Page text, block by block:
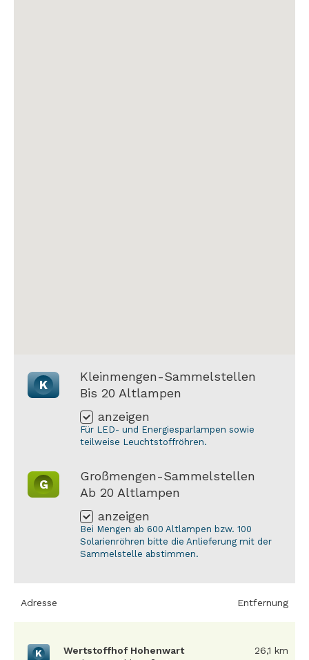
K
Kleinmengen-Sammelstellen
Bis 20 Altlampen
anzeigen
Für LED- und Energiesparlampen sowie
teilweise Leuchtstoffröhren.
G
Großmengen-Sammelstellen
Ab 20 Altlampen
anzeigen
Bei Mengen ab 600 Altlampen bzw. 100
Solarienröhren bitte die Anlieferung mit der
Sammelstelle abstimmen.
Adresse Entfernung
K
Wertstoffhof Hohenwart
26,1 km